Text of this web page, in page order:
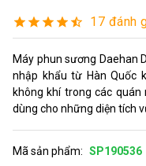
17 đánh
Máy phun sương Daehan
nhập khẩu từ Hàn Quốc
không khí trong các
dùng cho những diện tích
Mã sản phẩm: SP190536